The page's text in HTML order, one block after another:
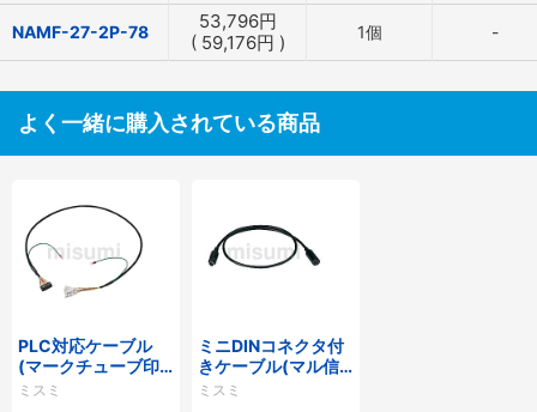
NAMF-27-2P-78 53,796円
( 59,176円 ) 1個 -
よく一緒に購入されている商品
PLC対応ケーブル
(マークチューブ印
字 IQM□□□)
ミスミ
ミニDINコネクタ付
きケーブル(マル信
無線電機製)
ミスミ